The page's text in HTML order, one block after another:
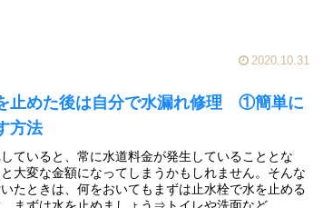
2020.10.31
止めた後は自分で水漏れ修理 ①簡単に
方法
ていると、常に水道料金が発生していることとな
大変な金額になってしまうかもしれません。そんな
たときは、何をおいてもまずは止水栓で水を止める
まずは水を止めましょう⇒トイレや洗面など...